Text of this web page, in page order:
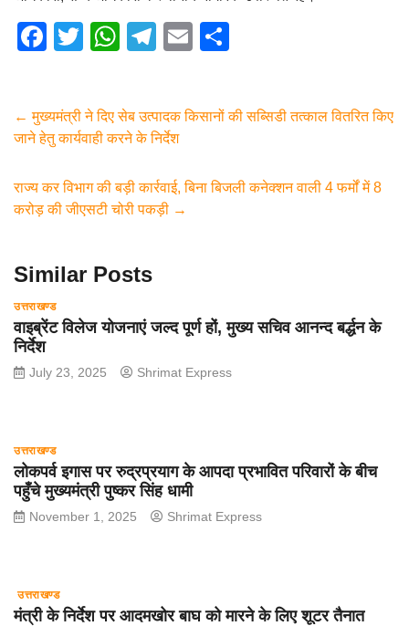
F
e
b
o
o
T
er
W
s
A
p
p
T
gr
a
m
E
e
← मुख्यमंत्री ने दिए सेब उत्पादक किसानों की सब्सिडी तत्काल वितरित किए
जाने हेतु कार्यवाही करने के निर्देश
राज्य कर विभाग की बड़ी कार्रवाई, बिना बिजली कनेक्शन वाली 4 फर्मों में 8
करोड़ की जीएसटी चोरी पकड़ी →
Similar Posts
उत्तराखण्ड
वाइब्रेंट विलेज योजनाएं जल्द पूर्ण हों, मुख्य सचिव आनन्द बर्द्धन के
निर्देश
July 23, 2025 Shrimat Express
उत्तराखण्ड
लोकपर्व इगास पर रुद्रप्रयाग के आपदा प्रभावित परिवारों के बीच
पहुँचे मुख्यमंत्री पुष्कर सिंह धामी
November 1, 2025 Shrimat Express
उत्तराखण्ड
मंत्री के निर्देश पर आदमखोर बाघ को मारने के लिए शूटर तैनात